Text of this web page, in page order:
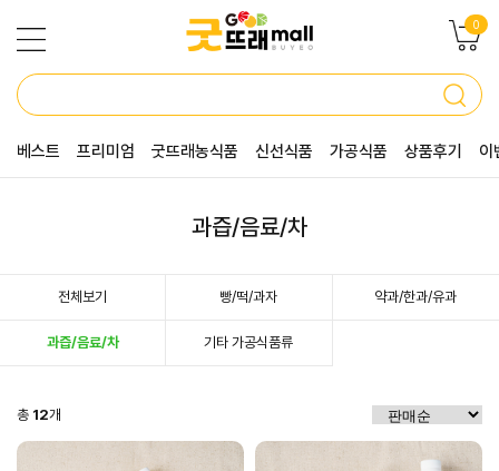
0
베스트 프리미엄 굿뜨래농식품 신선식품 가공식품 상품후기 이
과즙/음료/차
전체보기 빵/떡/과자 약과/한과/유과
과즙/음료/차 기타 가공식품류
총 12개